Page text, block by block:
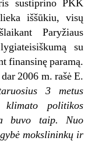
sustiprino PKK
iššūkiu, visų
Paryžiaus
su
finansinę paramą.
2006 m. rašė E.
3 metus
klimato politikos
buvo taip. Nuo
mokslininkų ir